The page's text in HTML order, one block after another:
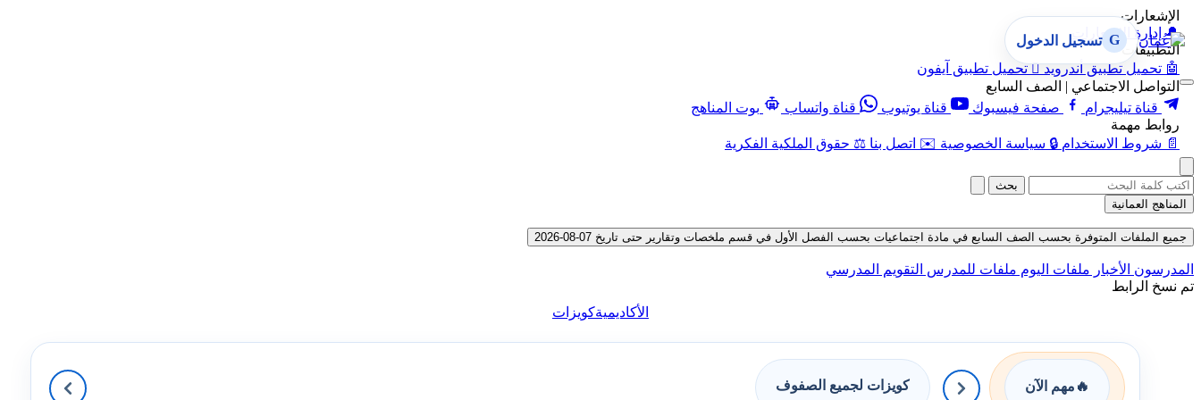
الإشعارات
🔔 إدارة الإشعارات
التطبيقات
🤖 تحميل تطبيق أندرويد  تحميل تطبيق آيفون
التواصل الاجتماعي | الصف السابع
قناة تيليجرام
صفحة فيسبوك قناة يوتيوب قناة واتساب
بوت المناهج
روابط مهمة
📄 شروط الاستخدام 🔒 سياسة الخصوصية ✉️ اتصل بنا ⚖️ حقوق الملكية الفكرية
G تسجيل الدخول
بحث
المناهج العمانية
جميع الملفات المتوفرة بحسب الصف السابع في مادة اجتماعيات بحسب الفصل الأول في قسم ملخصات وتقارير حتى تاريخ 07-08-2026
المدرسون الأخبار ملفات اليوم ملفات للمدرس التقويم المدرسي
تم نسخ الرابط
الأكاديميةكويزات
🔥 مهم الآن كويزات لجميع الصفوف